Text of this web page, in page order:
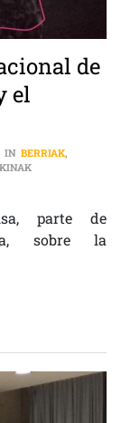
de
el
IN BERRIAK,
DE LAS
parte de
sobre la